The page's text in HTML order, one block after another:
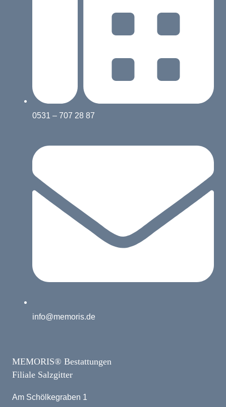
0531 – 707 28 87
info@memoris.de
MEMORIS® Bestattungen
Filiale Salzgitter
Am Schölkegraben 1